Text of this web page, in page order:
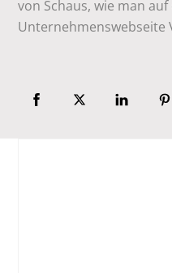
von Schaus, wie man
Unternehmenswebseite